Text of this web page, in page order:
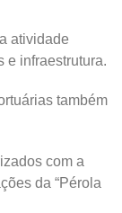
atividade
e infraestrutura.
também
com a
da “Pérola